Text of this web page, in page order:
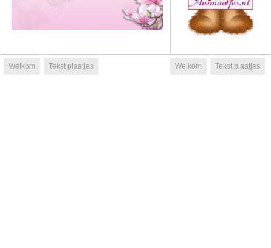
Welkom Tekst plaatjes Welkom Tekst plaatjes